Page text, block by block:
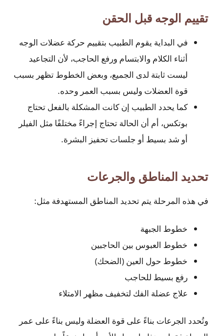
تقييم الوجه قبل الحقن
في البداية يقوم الطبيب بتقييم حركة عضلات الوجه
أثناء الكلام والابتسام ورفع الحاجب، لأن التجاعيد
ليست ثابتة لدى الجميع، وبعض الخطوط تظهر بسبب
قوة العضلات وليس بسبب العمر وحده.
كما يحدد الطبيب إن كانت المشكلة بالفعل تحتاج
بوتكس، أم أن الحالة تحتاج إجراءً مختلفًا مثل الفيلر
أو شد بسيط أو جلسات تحفيز البشرة.
تحديد المناطق والجرعات
في هذه المرحلة يتم تحديد المناطق المستهدفة مثل:
خطوط الجبهة
خطوط العبوس بين الحاجبين
خطوط حول العين (الضحك)
رفع بسيط للحاجب
علاج عضلة الفك لتخفيف مظهر الامتلاء
وتُحدد الجرعات بناءً على قوة العضلة وليس بناءً على عمر